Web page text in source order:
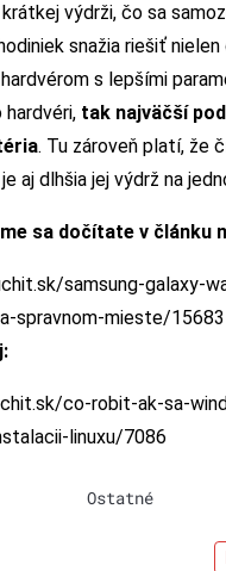
výdrži, čo sa
snažia riešiť
s lepšími
tak najväčší
. Tu zároveň platí, že
aj dlhšia jej výdrž na
sa dočítate v článku
samsung-galaxy-
spravnom-mieste/15683
co-robit-ak-sa-
linuxu/7086
Ostatné